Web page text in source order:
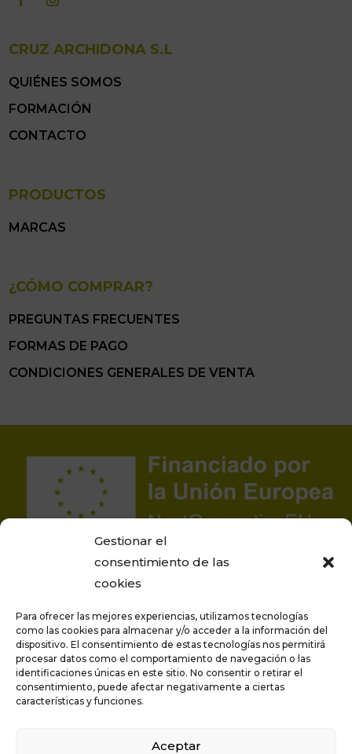
Gestionar el
consentimiento de las
cookies
Para ofrecer las mejores experiencias, utilizamos tecnologías
como las cookies para almacenar y/o acceder a la información del
dispositivo. El consentimiento de estas tecnologías nos permitirá
procesar datos como el comportamiento de navegación o las
identificaciones únicas en este sitio. No consentir o retirar el
consentimiento, puede afectar negativamente a ciertas
características y funciones.
Aceptar
CRUZ ARCHIDONA S.L
QUIÉNES SOMOS
FORMACIÓN
CONTACTO
PRODUCTOS
MARCAS
¿CÓMO COMPRAR?
PREGUNTAS FRECUENTES
FORMAS DE PAGO
CONDICIONES GENERALES DE VENTA
Proyecto financiado por la Unión Europea –
NextGenerationEU
Privacidad